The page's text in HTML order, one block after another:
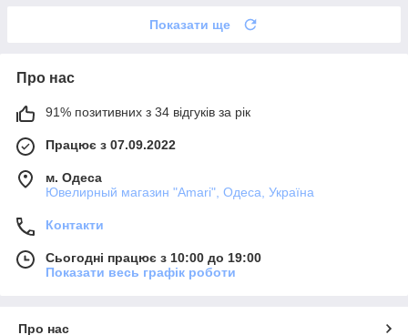
Показати ще
Про нас
91% позитивних з 34 відгуків за рік
Працює з 07.09.2022
м. Одеса
Ювелирный магазин "Amari", Одеса, Україна
Контакти
Сьогодні працює з 10:00 до 19:00
Показати весь графік роботи
Про нас